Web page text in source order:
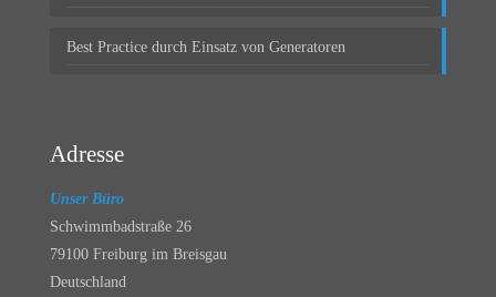
Best Practice durch Einsatz von Generatoren
Adresse
Unser Büro
Schwimmbadstraße 26
79100 Freiburg im Breisgau
Deutschland